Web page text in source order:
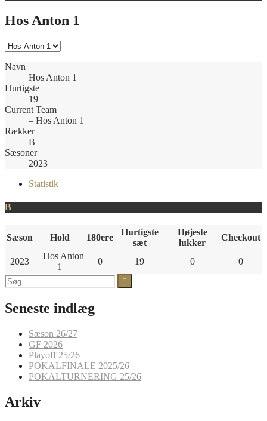
Hos Anton 1
Navn
Hos Anton 1
Hurtigste
19
Current Team
– Hos Anton 1
Rækker
B
Sæsoner
2023
Statistik
B
Sæson Hold 180ere
Hurtigste
sæt
Højeste
lukker
Checkout
2023
– Hos Anton
1
0 19 0
0
Søg
efter:
Seneste indlæg
Sæson 26/27
GF 2026
Playoff 25/26
POKALFINALE 2025/26
POKALTURNERING 25/26
Arkiv